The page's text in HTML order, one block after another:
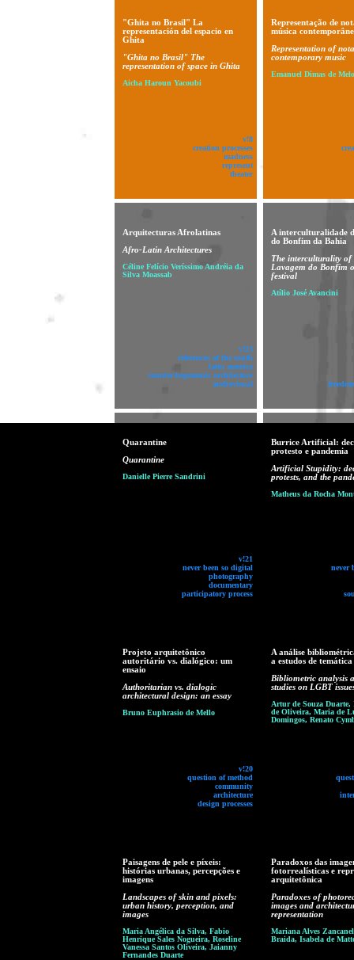
"Ghita no Brasil" La
representación del espacio en
Ghita
"Ghita no Brasil" The
representation of space in Ghita
Aicha Haroun Yacoubi
v!8
creation processes
madness
represent
theater
Representação de
música
Representation of
contemporary music
Emanuel Dimas de
Arquitecturas Afrolatinas
Afro-Latin Architectures
Céline Felício Veríssimo Andréia da
Silva Moassab
v!23
references of the south
latin america
counter-hegemonic architecture
audiovisual
A interculturalidade
do Bonfim da Bahia
The interculturality of
Lavagem do Bonfim
festival
Atílio José Avancini
Quarantine
Quarantine
Danielle Pierre Sandrini
v!21
never been so digital
photography
documentary
participatory process
Burrice Artificial:
protesto e pandemia
Artificial Stupidity:
protests, and the
Matheus da Rocha
never
Projeto arquitetônico
autoritário vs. dialógico: um
ensaio
Authoritarian vs. dialogic
architectural design: an essay
Bruno Euphrasio de Mello
v!20
question of method
community
architecture
design processes
A análise
a estudos de
Bibliometric analysis
studies on LGBT
Artur de Souza Duarte,
de Oliveira, Maria de
Domingos, Renato
Paisagens de pele e píxeis:
histórias urbanas, percepções e
imagens
Landscapes of skin and pixels:
urban history, perception, and
images
Maria Angélica da Silva, Fabio
Henrique Sales Nogueira, Roseline
Vanessa Santos Oliveira, Jaianny
Fernandes Duarte
Paradoxos das
fotorrealísticas e
arquitetônica
Paradoxes of
images and
representation
Mariana Alves
Braida, Isabela de